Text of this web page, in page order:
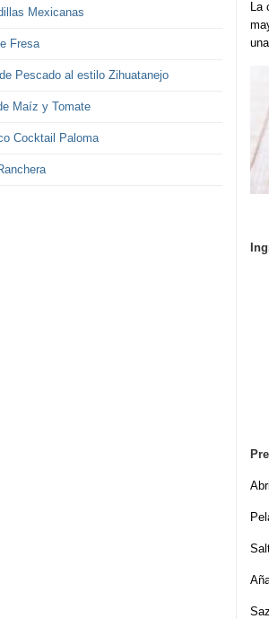
La
Mexicanas
Fresa
Pescado al estilo Zihuatanejo
Maíz y Tomate
Cocktail Paloma